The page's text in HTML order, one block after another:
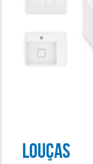
LOUçAS